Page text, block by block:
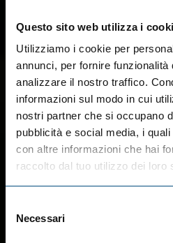
Questo sito web utilizza i
Utilizziamo i cookie per
annunci, per fornire
analizzare il nostro traffico.
informazioni sul modo in cui
nostri partner che si occupano
pubblicità e social media, i
con altre informazioni che hai
raccolto dal tuo utilizzo dei loro
delNecessari